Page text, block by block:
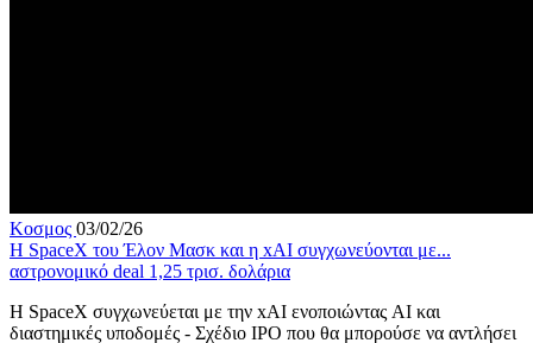
Κοσμος 03/02/26
Η SpaceX του Έλον Μασκ και η xAI συγχωνεύονται με...
αστρονομικό deal 1,25 τρισ. δολάρια
Η SpaceX συγχωνεύεται με την xAI ενοποιώντας AI και
διαστημικές υποδομές - Σχέδιο IPO που θα μπορούσε να αντλήσει